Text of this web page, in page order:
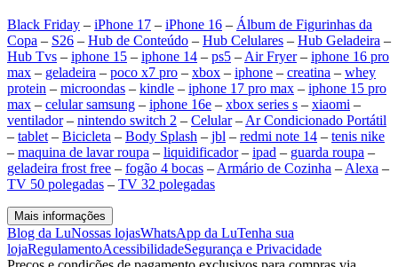
Black Friday – iPhone 17 – iPhone 16 – Álbum de Figurinhas da
Copa – S26 – Hub de Conteúdo – Hub Celulares – Hub Geladeira –
Hub Tvs – iphone 15 – iphone 14 – ps5 – Air Fryer– iphone 16 pro
max – geladeira – poco x7 pro – xbox – iphone – creatina – whey
protein – microondas – kindle – iphone 17 pro max – iphone 15 pro
max – celular samsung – iphone 16e – xbox series s – xiaomi –
ventilador– nintendo switch 2 – Celular– Ar Condicionado Portátil
– tablet – Bicicleta – Body Splash – jbl – redmi note 14 – tenis nike
– maquina de lavar roupa – liquidificador– ipad – guarda roupa –
geladeira frost free – fogão 4 bocas – Armário de Cozinha – Alexa –
TV 50 polegadas – TV 32 polegadas
Mais informações
Blog da LuNossas lojasWhatsApp da LuTenha sua
lojaRegulamentoAcessibilidadeSegurança e Privacidade